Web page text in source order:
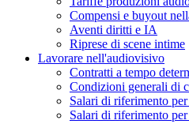
Compensi e buyout
Aventi diritti e IA
Riprese di scene intime
Lavorare nell'audiovisivo
Contratti a tempo
Condizioni generali di
Salari di riferimento
Salari di riferimento